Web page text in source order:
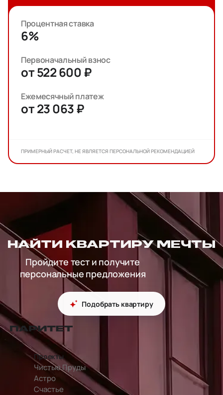
Процентная ставка
6%
Первоначальный взнос
от 522 600 ₽
Ежемесячный платеж
от 23 063 ₽
ПРИМЕРНЫЙ РАСЧЕТ, НЕ ЯВЛЯЕТСЯ ПЕРСОНАЛЬНОЙ РЕКОМЕНДАЦИЕЙ
НАЙТИ КВАРТИРУ МЕЧТЫ
Пройдите тест и получите
персональные предложения
Подобрать квартиру
перейти на главную страницу
Проекты
Чистые Пруды
Астро
Счастье